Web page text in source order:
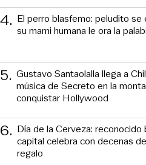
4. El perro blasfemo: peludito se
su mami humana le ora la
5. Gustavo Santaolalla llega a
música de Secreto en la
conquistar Hollywood
6. Día de la Cerveza: reconocido
capital celebra con decenas
regalo